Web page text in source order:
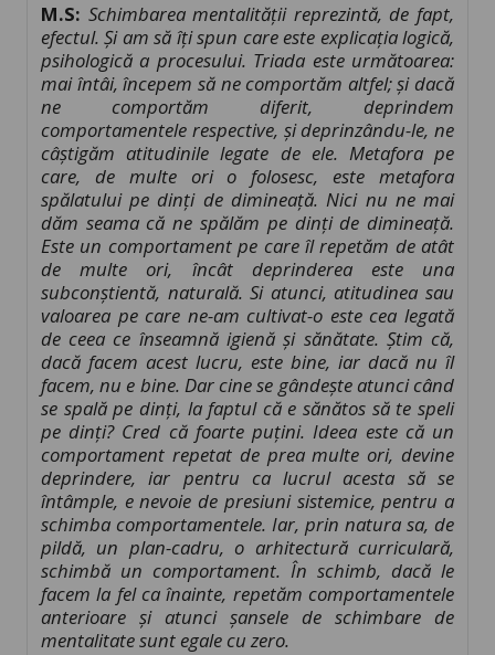
M.S: Schimbarea mentalității reprezintă, de fapt,
efectul. Și am să îți spun care este explicația logică,
psihologică a procesului. Triada este următoarea:
mai întâi, începem să ne comportăm altfel; și dacă
ne comportăm diferit, deprindem
comportamentele respective, și deprinzându-le, ne
câștigăm atitudinile legate de ele. Metafora pe
care, de multe ori o folosesc, este metafora
spălatului pe dinți de dimineață. Nici nu ne mai
dăm seama că ne spălăm pe dinți de dimineață.
Este un comportament pe care îl repetăm de atât
de multe ori, încât deprinderea este una
subconștientă, naturală. Si atunci, atitudinea sau
valoarea pe care ne-am cultivat-o este cea legată
de ceea ce înseamnă igienă și sănătate. Știm că,
dacă facem acest lucru, este bine, iar dacă nu îl
facem, nu e bine. Dar cine se gândește atunci când
se spală pe dinți, la faptul că e sănătos să te speli
pe dinți? Cred că foarte puțini. Ideea este că un
comportament repetat de prea multe ori, devine
deprindere, iar pentru ca lucrul acesta să se
întâmple, e nevoie de presiuni sistemice, pentru a
schimba comportamentele. Iar, prin natura sa, de
pildă, un plan-cadru, o arhitectură curriculară,
schimbă un comportament. În schimb, dacă le
facem la fel ca înainte, repetăm comportamentele
anterioare și atunci șansele de schimbare de
mentalitate sunt egale cu zero.